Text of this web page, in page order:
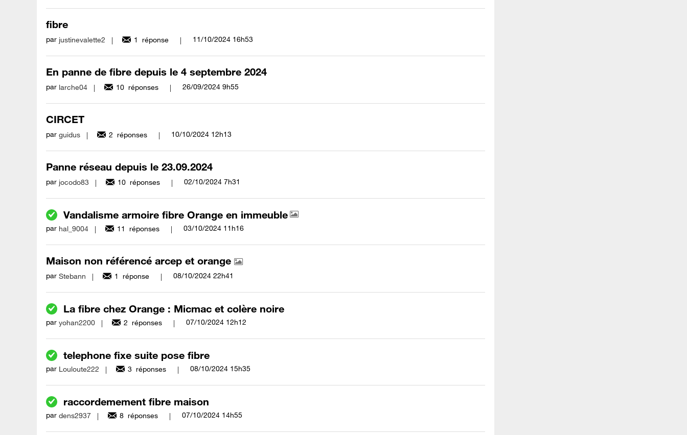
fibre
par justinevalette2 1 réponse ‎11/10/2024 16h53
En panne de fibre depuis le 4 septembre 2024
par larche04 10 réponses ‎26/09/2024 9h55
CIRCET
par guidus 2 réponses ‎10/10/2024 12h13
Panne réseau depuis le 23.09.2024
par jocodo83 10 réponses ‎02/10/2024 7h31
Vandalisme armoire fibre Orange en immeuble
par hal_9004 11 réponses ‎03/10/2024 11h16
Maison non référencé arcep et orange
par Stebann 1 réponse ‎08/10/2024 22h41
La fibre chez Orange : Micmac et colère noire
par yohan2200 2 réponses ‎07/10/2024 12h12
telephone fixe suite pose fibre
par Louloute222 3 réponses ‎08/10/2024 15h35
raccordemement fibre maison
par dens2937 8 réponses ‎07/10/2024 14h55